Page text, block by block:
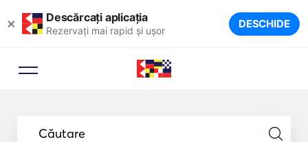
× Descărcați aplicația
Rezervați mai rapid și ușor DESCHIDE
Căutare